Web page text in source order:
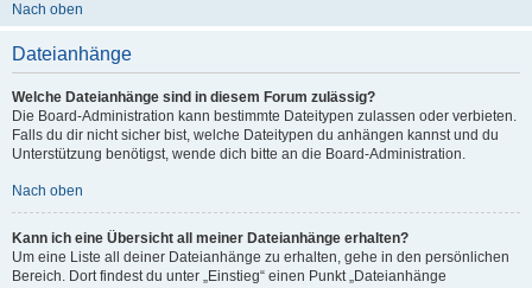
Nach oben
Dateianhänge
Welche Dateianhänge sind in diesem Forum zulässig?
Die Board-Administration kann bestimmte Dateitypen zulassen oder verbieten.
Falls du dir nicht sicher bist, welche Dateitypen du anhängen kannst und du
Unterstützung benötigst, wende dich bitte an die Board-Administration.
Nach oben
Kann ich eine Übersicht all meiner Dateianhänge erhalten?
Um eine Liste all deiner Dateianhänge zu erhalten, gehe in den persönlichen
Bereich. Dort findest du unter „Einstieg“ einen Punkt „Dateianhänge